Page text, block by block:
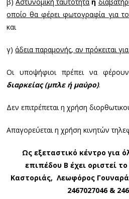
οποίο θα φέρει φωτογραφία για
και
γ)άδεια παραμονής, αν πρόκειται
Οι υποψήφιοι πρέπει να
διαρκείας (μπλε ή μαύρο).
Δεν επιτρέπεται η χρήση
Απαγορεύεται η χρήση κινητών
Ως εξεταστικό κέντρο για
επιπέδου Β έχει οριστεί το
Καστοριάς, Λεωφόρος
2467027046 &